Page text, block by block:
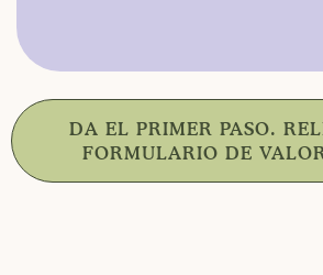
DA EL PRIMER PASO.
FORMULARIO DE